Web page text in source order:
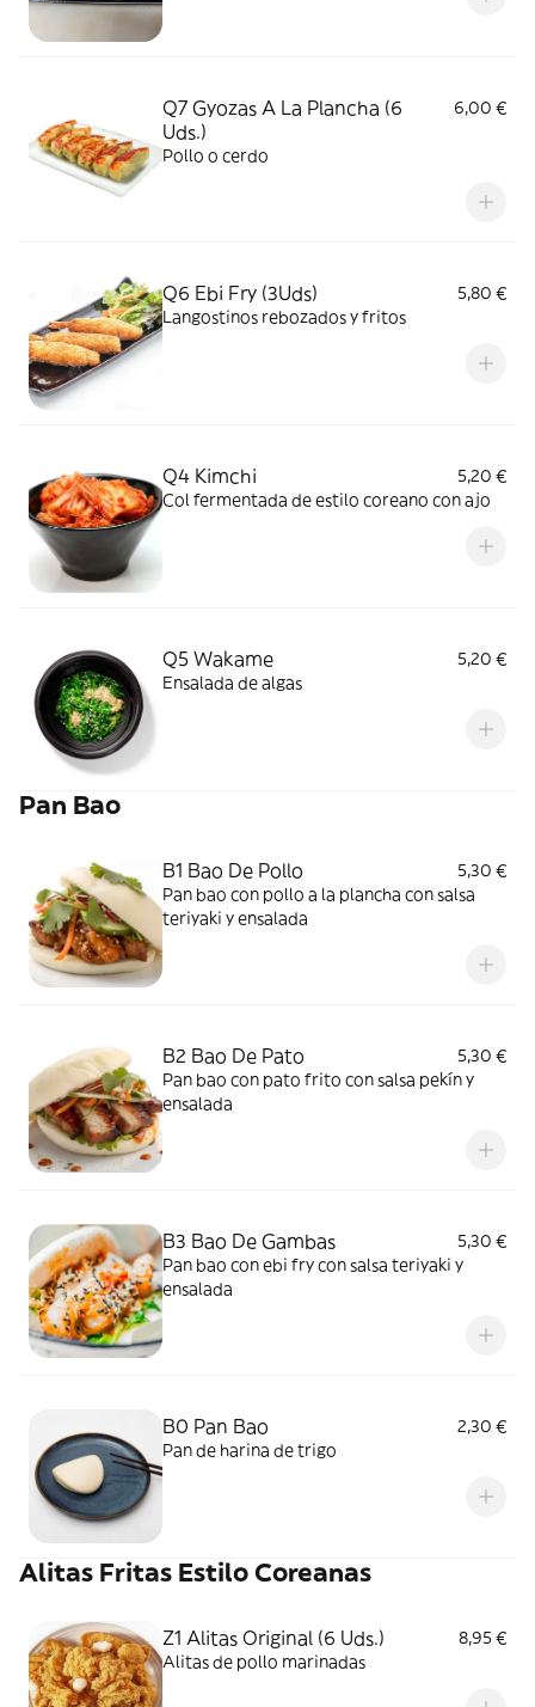
Q7 Gyozas A La Plancha (6
Uds.)
6,00 €
Pollo o cerdo
Q6 Ebi Fry (3Uds)
5,80 €
Langostinos rebozados y fritos
Q4 Kimchi
5,20 €
Col fermentada de estilo coreano con ajo
Q5 Wakame
5,20 €
Ensalada de algas
Pan Bao
B1 Bao De Pollo
5,30 €
Pan bao con pollo a la plancha con salsa
teriyaki y ensalada
B2 Bao De Pato
5,30 €
Pan bao con pato frito con salsa pekín y
ensalada
B3 Bao De Gambas
5,30 €
Pan bao con ebi fry con salsa teriyaki y
ensalada
B0 Pan Bao
2,30 €
Pan de harina de trigo
Alitas Fritas Estilo Coreanas
Z1 Alitas Original (6 Uds.)
8,95 €
Alitas de pollo marinadas